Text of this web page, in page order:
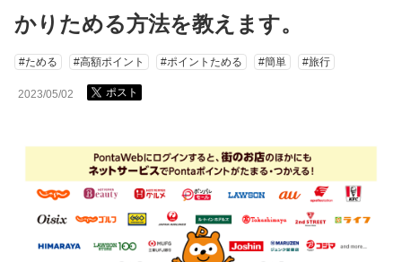
かりためる方法を教えます。
#ためる #高額ポイント #ポイントためる #簡単 #旅行
2023/05/02 ポスト